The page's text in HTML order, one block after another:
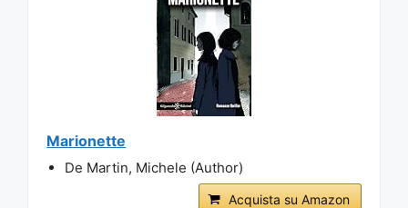
Marionette
De Martin, Michele (Author)
Acquista su Amazon